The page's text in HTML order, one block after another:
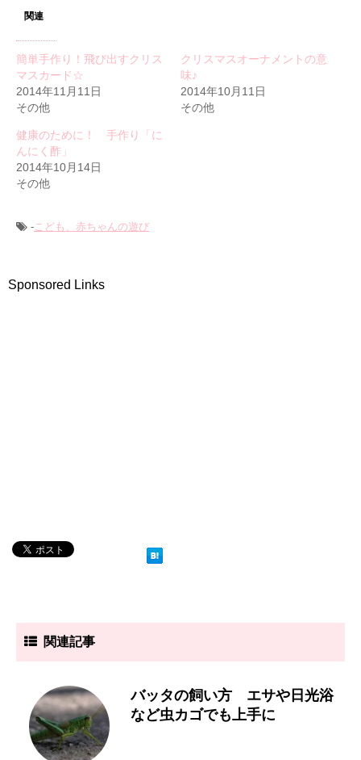
関連
簡単手作り！飛び出すクリス
マスカード☆
2014年11月11日
その他
クリスマスオーナメントの意
味♪
2014年10月11日
その他
健康のために！ 手作り「に
んにく酢」
2014年10月14日
その他
- こども、赤ちゃんの遊び
Sponsored Links
関連記事
バッタの飼い方 エサや日光浴
など虫カゴでも上手に